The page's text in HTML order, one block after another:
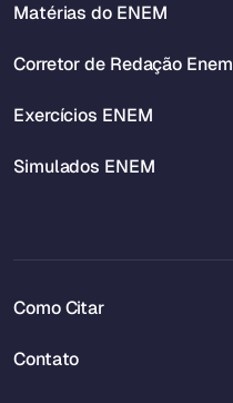
Matérias do ENEM
Corretor de Redação Enem
Exercícios ENEM
Simulados ENEM
Como Citar
Contato